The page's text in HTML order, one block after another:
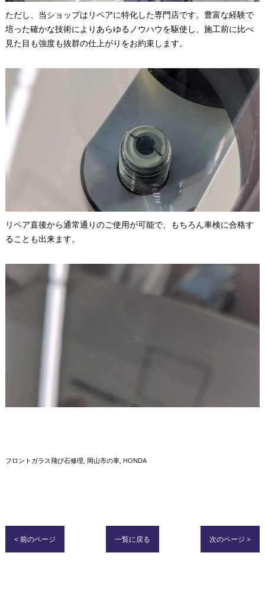
ただし、当ショップはリペアに特化した専門店です。豊富な経験で
培った確かな技術によりあらゆるノウハウを駆使し、施工前に比べ
見た目も強度も抜群の仕上がりをお約束します。
リペア直後から通常通りのご使用が可能で、もちろん車検に合格す
ることも出来ます。
フロントガラス飛び石修理 岡山市の車 HONDA
< 前のページ 一覧に戻る 次のページ >